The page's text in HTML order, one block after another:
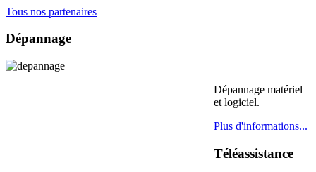
Tous nos partenaires
Dépannage
Dépannage matériel
et logiciel.
Plus d'informations...
Téléassistance